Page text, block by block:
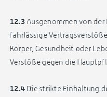
12.3 Ausgenommen von
fahrlässige
Körper, Gesundheit oder
Verstöße gegen die
12.4Die strikte Einhaltung